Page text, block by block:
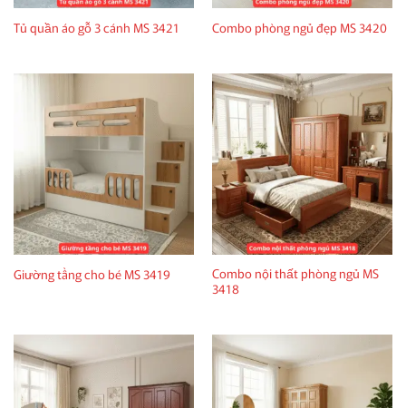
Tủ quần áo gỗ 3 cánh MS 3421 Combo phòng ngủ đẹp MS 3420
Giường tầng cho bé MS 3419
Combo nội thất phòng ngủ MS
3418